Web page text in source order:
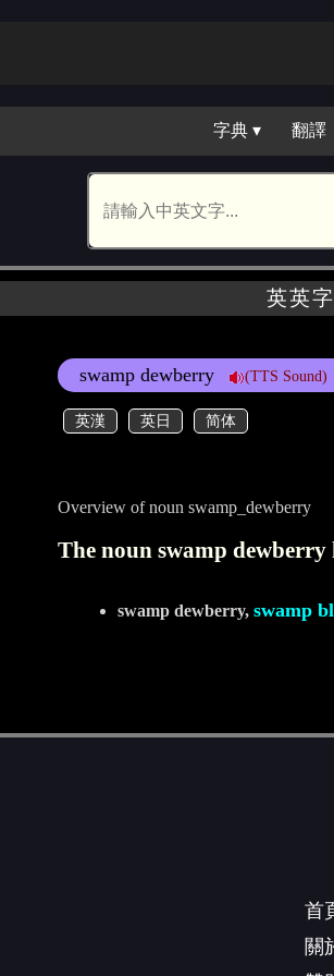
字典 ▾ 翻譯
英英
swamp dewberry (TTS Sound)
英漢 英日 简体
Overview of noun swamp_dewberry
The noun swamp dewberry
swamp dewberry, swamp
首
關